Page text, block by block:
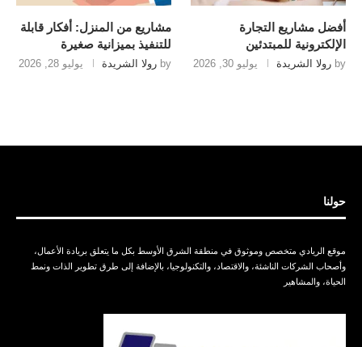
أفضل مشاريع التجارة
الإلكترونية للمبتدئين
by رولا الشريدة يوليو 30, 2026
مشاريع من المنزل: أفكار قابلة
للتنفيذ بميزانية صغيرة
by رولا الشريدة يوليو 28, 2026
حولنا
موقع الريادي متخصص وموثوق في منطقة الشرق الأوسط بكل ما يتعلق بريادة الأعمال،
وأصحاب الشركات الناشئة، والاقتصاد، والتكنولوجيا، بالإضافة إلى طرق تطوير الذات ونمط
الحياة، والمشاهير